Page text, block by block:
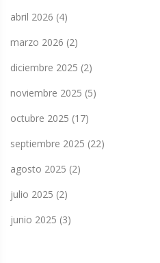
abril 2026 (4)
marzo 2026 (2)
diciembre 2025 (2)
noviembre 2025 (5)
octubre 2025 (17)
septiembre 2025 (22)
agosto 2025 (2)
julio 2025 (2)
junio 2025 (3)